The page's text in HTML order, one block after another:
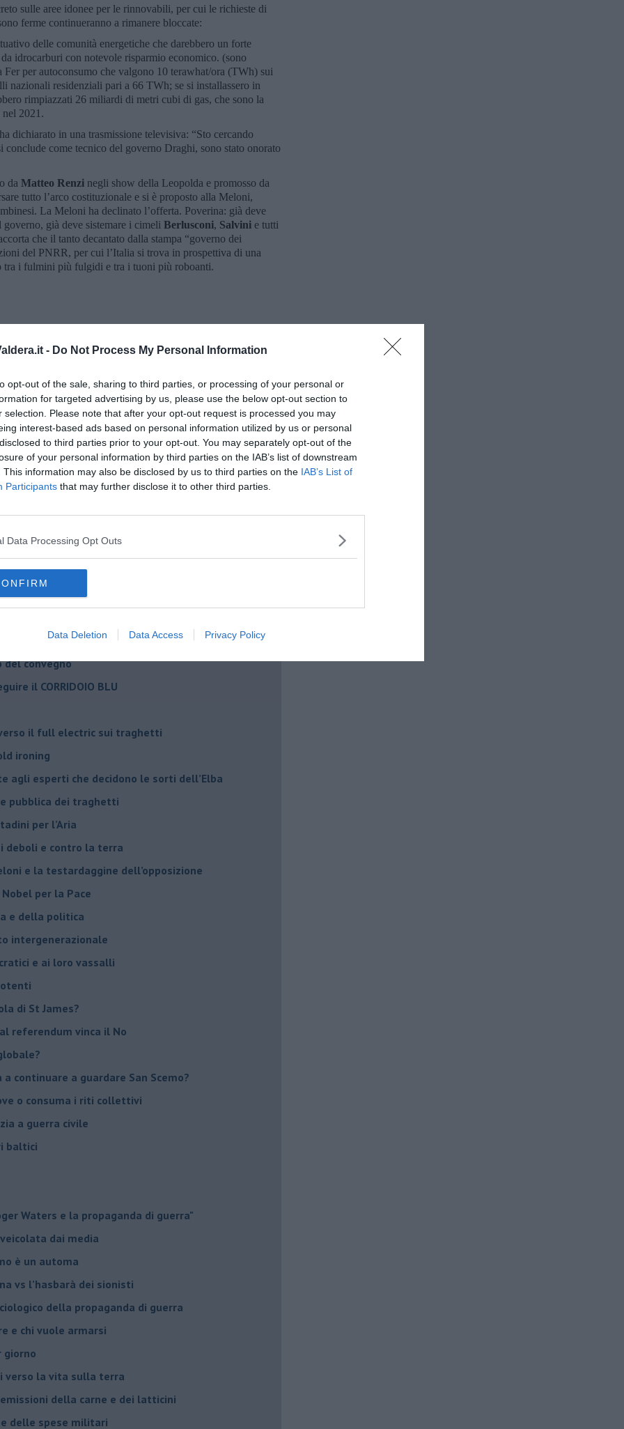
- Do Not Process My Personal Information
opt-out of the sale, sharing to third parties, or processing of your personal or
for targeted advertising by us, please use the below opt-out section to
selection. Please note that after your opt-out request is processed you may
interest-based ads based on personal information utilized by us or personal
to third parties prior to your opt-out. You may separately opt-out of the
of your personal information by third parties on the IAB’s list of downstream
This information may also be disclosed by us to third parties on the IAB’s List of
Participants that may further disclose it to other third parties.
Data Processing Opt Outs
Data Deletion Data Access Privacy Policy
sulle aree idonee per le rinnovabili, per cui le richieste di
ferme continueranno a rimanere bloccate:
delle comunità energetiche che darebbero un forte
idrocarburi con notevole risparmio economico. (sono
per autoconsumo che valgono 10 terawhat/ora (TWh) sui
nazionali residenziali pari a 66 TWh; se si installassero in
rimpiazzati 26 miliardi di metri cubi di gas, che sono la
nel 2021.
dichiarato in una trasmissione televisiva: “Sto cercando
come tecnico del governo Draghi, sono stato onorato
da Matteo Renzi negli show della Leopolda e promosso da
tutto l’arco costituzionale e si è proposto alla Meloni,
La Meloni ha declinato l’offerta. Poverina: già deve
governo, già deve sistemare i cimeli Berlusconi, Salvini e tutti
che il tanto decantato dalla stampa “governo dei
del PNRR, per cui l’Italia si trova in prospettiva di una
tra i fulmini più fulgidi e tra i tuoni più roboanti.
Santoro
della complessità
la legge e l’impegno dei Cittadini
e salute umana
del convegno
il CORRIDOIO BLU
il full electric sui traghetti
ironing
agli esperti che decidono le sorti dell’Elba
pubblica dei traghetti​
per l’Aria
deboli e contro la terra
e la testardaggine dell’opposizione
per la Pace
e della politica
intergenerazionale
e ai loro vassalli
di St James?
referendum vinca il No
continuare a guardare San Scemo?
o consuma i riti collettivi
a guerra civile
baltici
Waters e la propaganda di guerra"
dai media
è un automa
vs l’hasbarà dei sionisti
della propaganda di guerra
e chi vuole armarsi
giorno
verso la vita sulla terra
della carne e dei latticini
delle spese militari